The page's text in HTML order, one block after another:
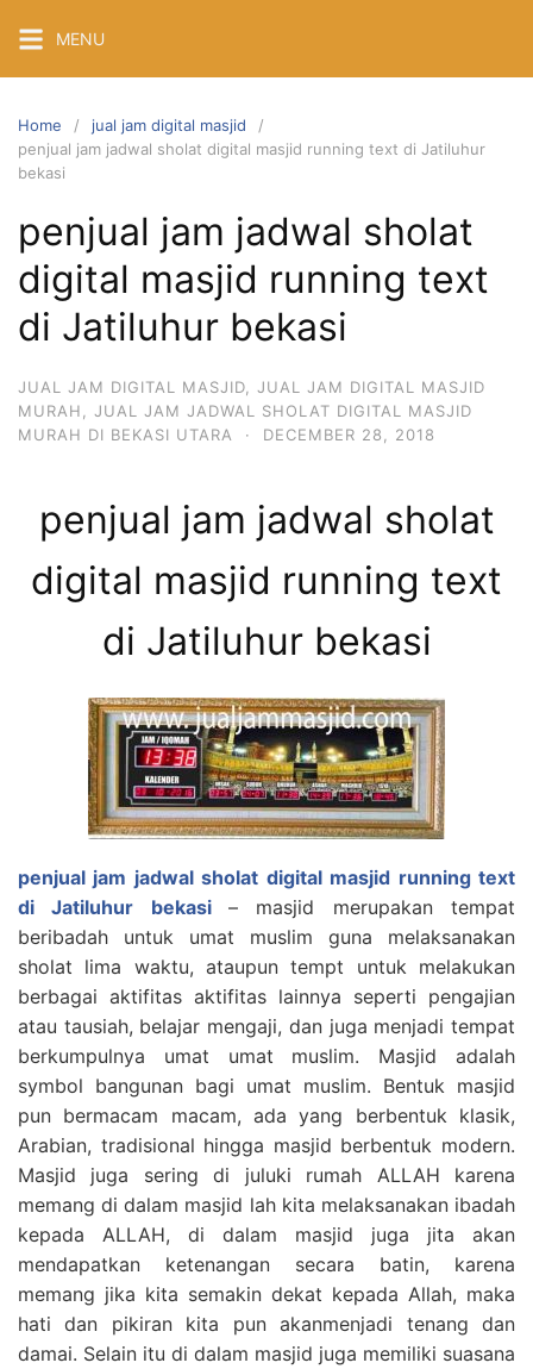
content
MENU
Home
jual jam digital masjid
penjual jam jadwal sholat digital masjid running text di Jatiluhur
bekasi
penjual jam jadwal sholat
digital masjid running text
di Jatiluhur bekasi
JUAL JAM DIGITAL MASJID
JUAL JAM DIGITAL MASJID
MURAH
JUAL JAM JADWAL SHOLAT DIGITAL MASJID
MURAH DI BEKASI UTARA
· DECEMBER 28, 2018
penjual jam jadwal sholat
digital masjid running text
di Jatiluhur bekasi
penjual jam jadwal sholat digital masjid running text
di Jatiluhur bekasi – masjid merupakan tempat
beribadah untuk umat muslim guna melaksanakan
sholat lima waktu, ataupun tempt untuk melakukan
berbagai aktifitas aktifitas lainnya seperti pengajian
atau tausiah, belajar mengaji, dan juga menjadi tempat
berkumpulnya umat umat muslim. Masjid adalah
symbol bangunan bagi umat muslim. Bentuk masjid
pun bermacam macam, ada yang berbentuk klasik,
Arabian, tradisional hingga masjid berbentuk modern.
Masjid juga sering di juluki rumah ALLAH karena
memang di dalam masjid lah kita melaksanakan ibadah
kepada ALLAH, di dalam masjid juga jita akan
mendapatkan ketenangan secara batin, karena
memang jika kita semakin dekat kepada Allah, maka
hati dan pikiran kita pun akanmenjadi tenang dan
damai. Selain itu di dalam masjid juga memiliki suasana